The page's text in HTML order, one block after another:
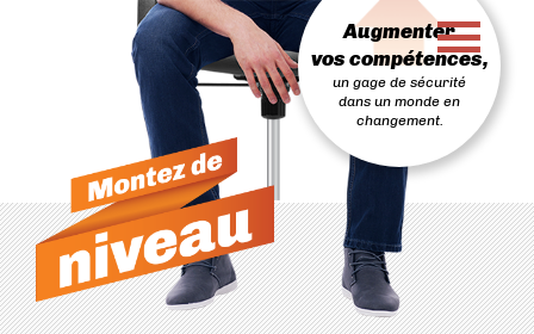
Augmenter
vos compétences,
un gage de sécurité
dans un monde en
changement.